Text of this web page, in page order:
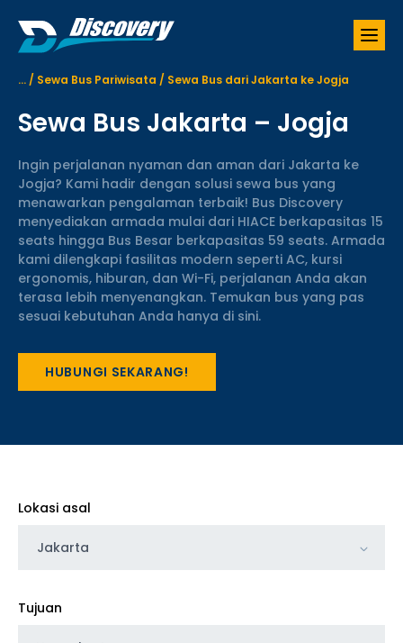
... / Sewa Bus Pariwisata / Sewa Bus dari Jakarta ke Jogja
Sewa Bus Jakarta – Jogja
Ingin perjalanan nyaman dan aman dari Jakarta ke
Jogja? Kami hadir dengan solusi sewa bus yang
menawarkan pengalaman terbaik! Bus Discovery
menyediakan armada mulai dari HIACE berkapasitas 15
seats hingga Bus Besar berkapasitas 59 seats. Armada
kami dilengkapi fasilitas modern seperti AC, kursi
ergonomis, hiburan, dan Wi-Fi, perjalanan Anda akan
terasa lebih menyenangkan. Temukan bus yang pas
sesuai kebutuhan Anda hanya di sini.
HUBUNGI SEKARANG!
Lokasi asal
Jakarta
Tujuan